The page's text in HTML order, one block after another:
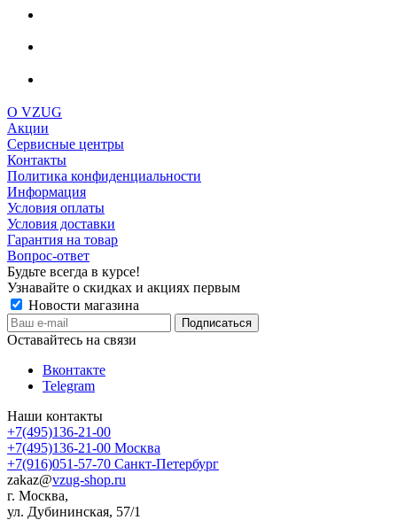
О VZUG
Акции
Сервисные центры
Контакты
Политика конфиденциальности
Информация
Условия оплаты
Условия доставки
Гарантия на товар
Вопрос-ответ
Будьте всегда в курсе!
Узнавайте о скидках и акциях первым
Новости магазина
Оставайтесь на связи
Вконтакте
Telegram
Наши контакты
+7(495)136-21-00‬
+7(495)136-21-00‬ Москва
+7(916)051-57-70 Санкт-Петербург
zakaz@vzug-shop.ru
г. Москва,
ул. Дубининская, 57/1